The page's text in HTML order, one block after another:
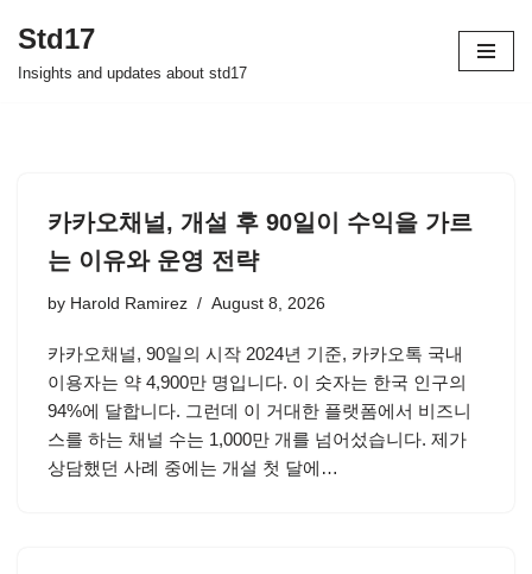
Skip
Std17
Insights and updates about std17
카카오채널, 개설 후 90일이 수익을 가르
는 이유와 운영 전략
by Harold Ramirez August 8, 2026
카카오채널, 90일의 시작 2024년 기준, 카카오톡 국내
이용자는 약 4,900만 명입니다. 이 숫자는 한국 인구의
94%에 달합니다. 그런데 이 거대한 플랫폼에서 비즈니
스를 하는 채널 수는 1,000만 개를 넘어섰습니다. 제가
상담했던 사례 중에는 개설 첫 달에…